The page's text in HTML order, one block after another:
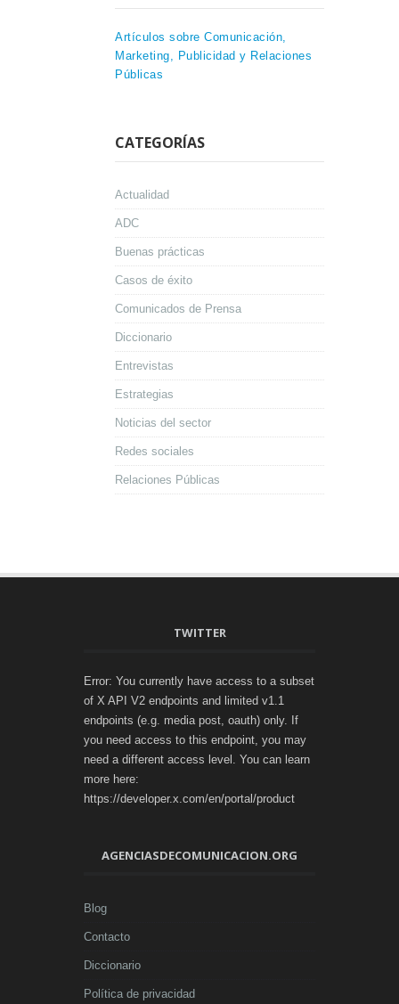
Artículos sobre Comunicación,
Marketing, Publicidad y Relaciones
Públicas
CATEGORÍAS
Actualidad
ADC
Buenas prácticas
Casos de éxito
Comunicados de Prensa
Diccionario
Entrevistas
Estrategias
Noticias del sector
Redes sociales
Relaciones Públicas
TWITTER
Error: You currently have access to a subset
of X API V2 endpoints and limited v1.1
endpoints (e.g. media post, oauth) only. If
you need access to this endpoint, you may
need a different access level. You can learn
more here:
https://developer.x.com/en/portal/product
AGENCIASDECOMUNICACION.ORG
Blog
Contacto
Diccionario
Política de privacidad